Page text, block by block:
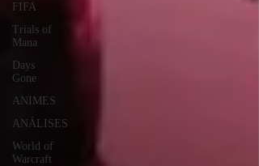
FIFA
Trials of
Mana
Days
Gone
ANIMES
ANÁLISES
World of
Warcraft